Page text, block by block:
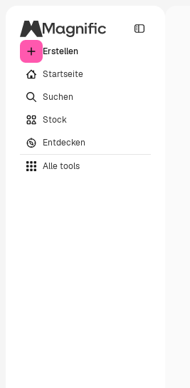
Erstellen
Startseite
Suchen
Stock
Entdecken
Alle tools